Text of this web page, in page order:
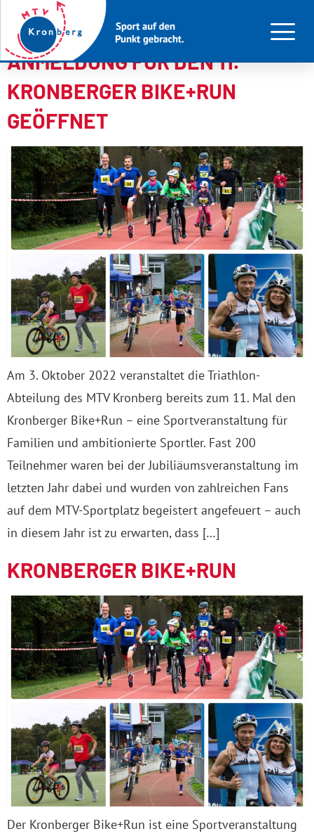
Schlagwort:Jugendliche
ANMELDUNG FÜR DEN 11.
KRONBERGER BIKE+RUN
GEÖFFNET
Am 3. Oktober 2022 veranstaltet die Triathlon-
Abteilung des MTV Kronberg bereits zum 11. Mal den
Kronberger Bike+Run – eine Sportveranstaltung für
Familien und ambitionierte Sportler. Fast 200
Teilnehmer waren bei der Jubiliäumsveranstaltung im
letzten Jahr dabei und wurden von zahlreichen Fans
auf dem MTV-Sportplatz begeistert angefeuert – auch
in diesem Jahr ist zu erwarten, dass […]
KRONBERGER BIKE+RUN
Der Kronberger Bike+Run ist eine Sportveranstaltung